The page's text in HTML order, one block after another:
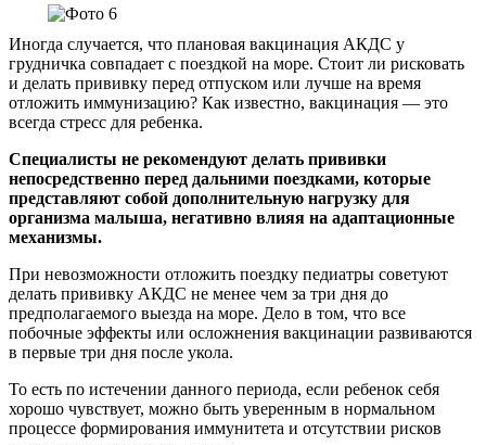
Иногда случается, что плановая вакцинация АКДС у
грудничка совпадает с поездкой на море. Стоит ли рисковать
и делать прививку перед отпуском или лучше на время
отложить иммунизацию? Как известно, вакцинация — это
всегда стресс для ребенка.
Специалисты не рекомендуют делать прививки
непосредственно перед дальними поездками, которые
представляют собой дополнительную нагрузку для
организма малыша, негативно влияя на адаптационные
механизмы.
При невозможности отложить поездку педиатры советуют
делать прививку АКДС не менее чем за три дня до
предполагаемого выезда на море. Дело в том, что все
побочные эффекты или осложнения вакцинации развиваются
в первые три дня после укола.
То есть по истечении данного периода, если ребенок себя
хорошо чувствует, можно быть уверенным в нормальном
процессе формирования иммунитета и отсутствии рисков